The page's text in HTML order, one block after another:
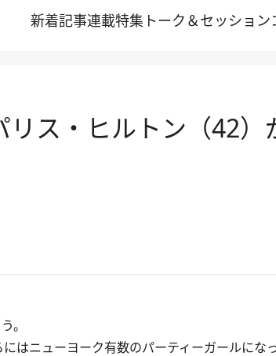
新着記事連載特集 トーク＆セッション
ス・ヒルトン（42）
。
はニューヨーク有数のパーティーガールにな